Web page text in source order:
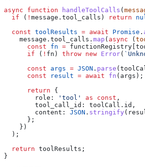
async function handleToolCalls (
  if
( ! message . tool_calls ) return
  const
toolResults = await Promise .
    message
. tool_calls . map ( async (
      const
fn = functionRegistry
      if
( ! fn ) throw new Error(
      const
args = JSON . parse (
      const
result = await fn ( args );
      return
{
        role:
'tool' as const ,
        tool_call_id:
toolCall . id ,
        content:
JSON . stringify (
      };
    })
  );
  return
toolResults ;
}